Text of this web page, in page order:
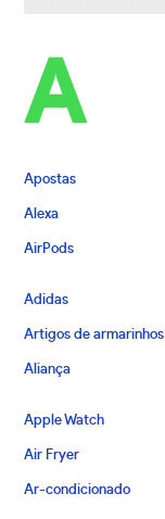
A
Apostas
Alexa
AirPods
Adidas
Artigos de armarinhos
Aliança
Apple Watch
Air Fryer
Ar-condicionado